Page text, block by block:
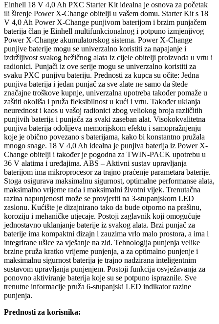
Einhell 18 V 4,0 Ah PXC Starter Kit idealna je osnova za početak
ili širenje Power X-Change obitelji u vašem domu. Starter Kit s 18
V 4,0 Ah Power X-Change punjivom baterijom i brzim punjačem
baterija član je Einhell multifunkcionalnog i potpuno izmjenjivog
Power X-Change akumulatorskog sistema. Power X-Change
punjive baterije mogu se univerzalno koristiti za napajanje i
izdržljivost svakog bežičnog alata iz cijele obitelji proizvoda u vrtu i
radionici. Punjači iz ove serije mogu se univerzalno koristiti za
svaku PXC punjivu bateriju. Prednosti za kupca su očite: Jedna
punjiva baterija i jedan punjač za sve alate ne samo da štede
značajne troškove kupnje, univerzalna upotreba također pomaže u
zaštiti okoliša i pruža fleksibilnost u kući i vrtu. Također uklanja
neurednost i kaos u vašoj radionici zbog veliokog broja različitih
punjivih baterija i punjača za svaki zaseban alat. Visokokvalitetna
punjiva baterija odolijeva memorijskom efektu i samopražnjenju
koje je obično povezano s baterijama, kako bi konstantno pružala
mnogo snage. 18 V 4,0 Ah idealna je punjiva baterija iz Power X-
Change obitelji i također je pogodna za TWIN-PACK upotrebu u
36 V alatima i uređajima. ABS – Aktivni sustav upravljanja
baterijom ima mikroprocesor za trajno praćenje parametara baterije.
Stoga osigurava maksimalnu sigurnost, optimalne performanse alata,
maksimalno vrijeme rada i maksimalni životni vijek. Trenutačna
razina napunjenosti može se provjeriti na 3-stupanjskom LED
zaslonu. Kućište je dizajnirano tako da bude otporno na prašinu,
koroziju i mehaničke utjecaje. Postoji zaglavnik koji omogućuje
jednostavno uklanjanje baterije iz svakog alata. Brzi punjač za
baterije ima kompaktni dizajn i zauzima vrlo malo prostora, a ima i
integrirane ušice za vješanje na zid. Tehnologija punjenja velike
brzine pruža kratko vrijeme punjenja, a za optimalno punjenje i
maksimalnu sigurnost baterija je trajno nadzirana inteligentnim
sustavom upravljanja punjenjem. Postoji funkcija osvježavanja za
ponovno aktiviranje baterija koje su se potpuno ispraznile. Sve
trenutne informacije pruža 6-stupanjski LED indikator razine
punjenja.
Prednosti za korisnika: